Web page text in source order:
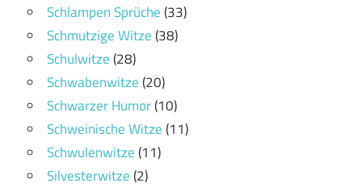
Schlampen Sprüche(33)
Schmutzige Witze(38)
Schulwitze(28)
Schwabenwitze(20)
Schwarzer Humor(10)
Schweinische Witze(11)
Schwulenwitze(11)
Silvesterwitze(2)